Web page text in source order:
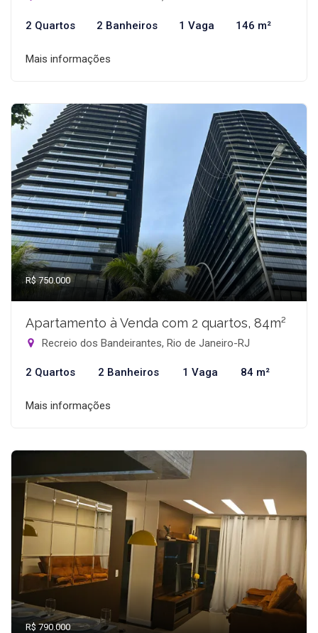
2 Quartos 2 Banheiros 1 Vaga 146 m²
Mais informações
R$ 750.000
Apartamento à Venda com 2 quartos, 84m²
Recreio dos Bandeirantes, Rio de Janeiro-RJ
2 Quartos 2 Banheiros 1 Vaga 84 m²
Mais informações
R$ 790.000